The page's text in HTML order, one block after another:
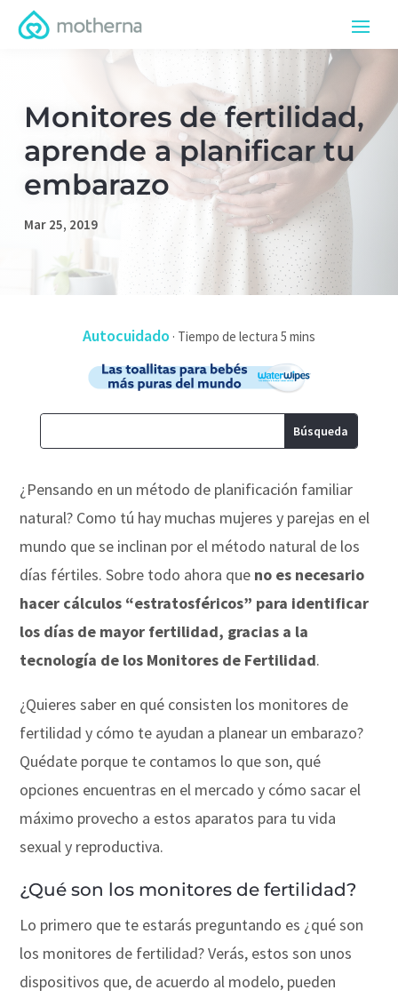
Monitores de fertilidad,
aprende a planificar tu
embarazo
Mar 25, 2019
Autocuidado ·
¿Pensando en un método de planificación familiar
natural? Como tú hay muchas mujeres y parejas en el
mundo que se inclinan por el método natural de los
días fértiles. Sobre todo ahora que no es necesario
hacer cálculos “estratosféricos” para identificar
los días de mayor fertilidad, gracias a la
tecnología de los Monitores de Fertilidad.
¿Quieres saber en qué consisten los monitores de
fertilidad y cómo te ayudan a planear un embarazo?
Quédate porque te contamos lo que son, qué
opciones encuentras en el mercado y cómo sacar el
máximo provecho a estos aparatos para tu vida
sexual y reproductiva.
¿Qué son los monitores de fertilidad?
Lo primero que te estarás preguntando es ¿qué son
los monitores de fertilidad? Verás, estos son unos
dispositivos que, de acuerdo al modelo, pueden